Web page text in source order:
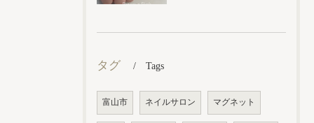
タグ Tags
富山市 ネイルサロン マグネット